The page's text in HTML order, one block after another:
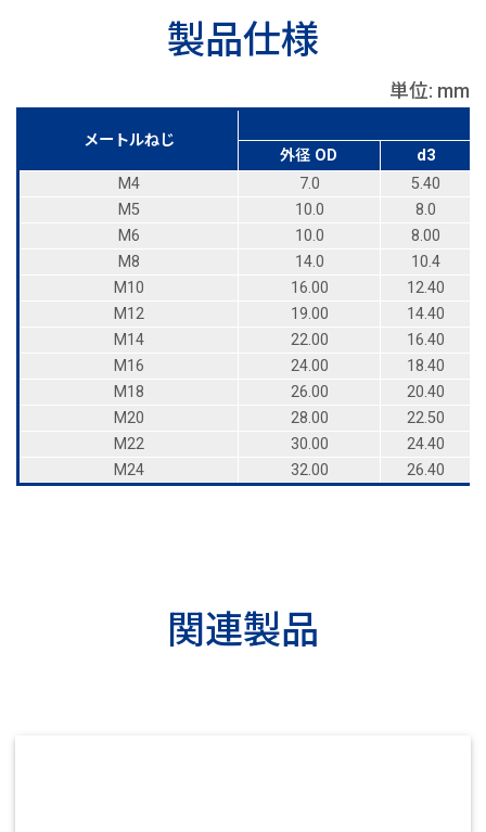
製品仕様
単位: mm
メートルねじ
外径 OD
d3
M4
7.0
5.40
M5
10.0
8.0
M6
10.0
8.00
M8
14.0
10.4
M10
16.00
12.40
M12
19.00
14.40
M14
22.00
16.40
M16
24.00
18.40
M18
26.00
20.40
M20
28.00
22.50
M22
30.00
24.40
M24
32.00 26.40
関連製品